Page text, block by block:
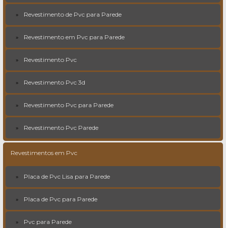
Revestimento de Pvc para Parede
Revestimento em Pvc para Parede
Revestimento Pvc
Revestimento Pvc 3d
Revestimento Pvc para Parede
Revestimento Pvc Parede
Revestimentos em Pvc
Placa de Pvc Lisa para Parede
Placa de Pvc para Parede
Pvc para Parede